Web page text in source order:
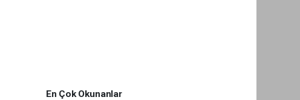
En Çok Okunanlar